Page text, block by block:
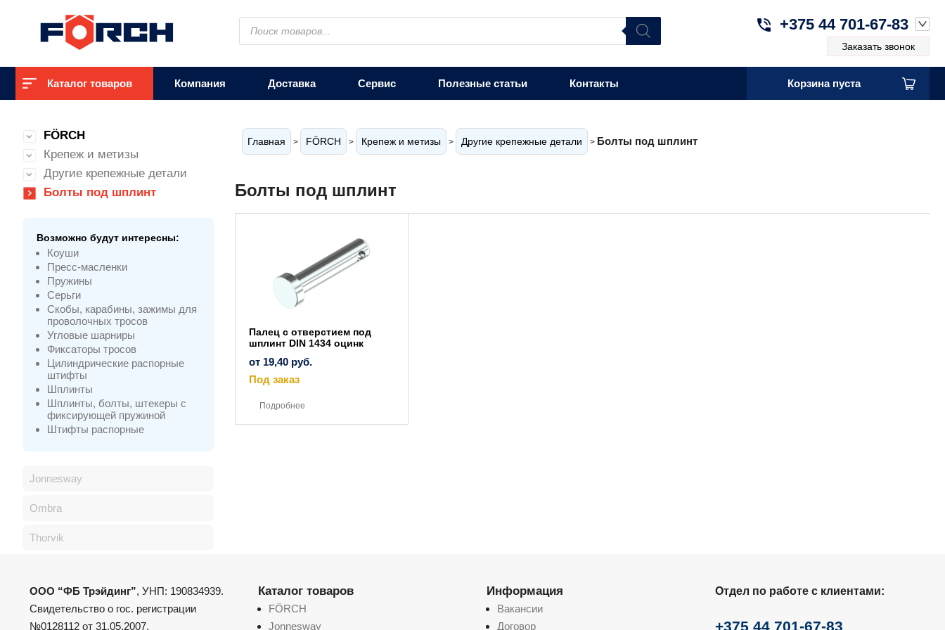
Поиск
товаров
+375 44 701-67-83
Заказать звонок
Каталог товаров Компания Доставка Сервис Полезные статьи Контакты Корзина пуста
Главная > FÖRCH > Крепеж и метизы > Другие крепежные детали > Болты под шплинт
Болты под шплинт
Палец с отверстием под
шплинт DIN 1434 оцинк
от 19,40 руб.
Под заказ
Подробнее
FÖRCH
Крепеж и метизы
Другие крепежные детали
Болты под шплинт
Возможно будут интересны:
Коуши
Пресс-масленки
Пружины
Серьги
Скобы, карабины, зажимы для
проволочных тросов
Угловые шарниры
Фиксаторы тросов
Цилиндрические распорные
штифты
Шплинты
Шплинты, болты, штекеры с
фиксирующей пружиной
Штифты распорные
Jonnesway
Ombra
Thorvik
ООО “ФБ Трэйдинг”, УНП: 190834939.
Свидетельство о гос. регистрации
№0128112 от 31.05.2007,
Каталог товаров
FÖRCH
Jonnesway
Информация
Вакансии
Договор
Отдел по работе с клиентами:
+375 44 701-67-83